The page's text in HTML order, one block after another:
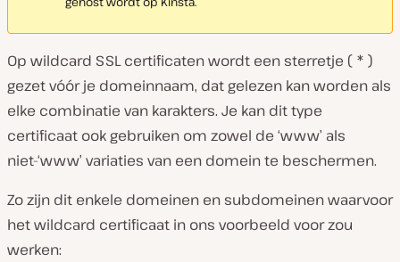
Op wildcard SSL certificaten wordt een sterretje ( * )
gezet vóór je domeinnaam, dat gelezen kan worden als
elke combinatie van karakters. Je kan dit type
certificaat ook gebruiken om zowel de ‘www’ als
niet-‘www’ variaties van een domein te beschermen.
Zo zijn dit enkele domeinen en subdomeinen waarvoor
het wildcard certificaat in ons voorbeeld voor zou
werken: